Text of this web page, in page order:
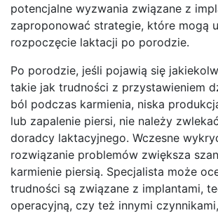
potencjalne wyzwania związane z
zaproponować strategie, które mogą
rozpoczęcie laktacji po porodzie.
Po porodzie, jeśli pojawią się
takie jak trudności z przystawieniem
ból podczas karmienia, niska
lub zapalenie piersi, nie należy
doradcy laktacyjnego. Wczesne
rozwiązanie problemów zwiększa
karmienie piersią. Specjalista może
trudności są związane z implantami,
operacyjną, czy też innymi